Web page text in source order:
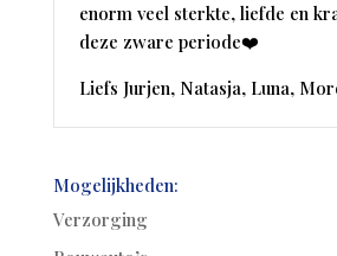
enorm veel sterkte, liefde en
deze zware periode❤️
Liefs Jurjen, Natasja, Luna,
Mogelijkheden:
Verzorging